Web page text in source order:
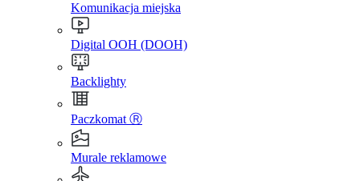
Komunikacja miejska
Digital OOH (DOOH)
Backlighty
Paczkomat Ⓡ
Murale reklamowe